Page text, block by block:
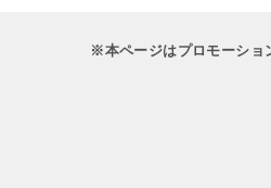
※本ページはプロモーショ